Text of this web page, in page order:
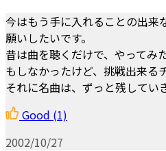
今はもう手に入れることの出来
願いしたいです。
昔は曲を聴くだけで、やってみ
もしなかったけど、挑戦出来る
それに名曲は、ずっと残してい
Good (1)
2002/10/27